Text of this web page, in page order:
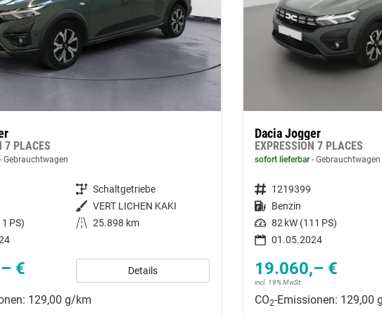
7 PLACES
Gebrauchtwagen
Getriebe Schaltgetriebe
Außenfarbe VERT LICHEN KAKI
PS) Kilometerstand 25.898 km
€ Details
129,00 g/km
Dacia Jogger
EXPRESSION 7 PLACES
sofort lieferbar Gebrauchtwagen
Fahrzeugnummer 1219399
Kraftstoff Benzin
Leistung 82 kW (111 PS)
01.05.2024
19.060,– €
incl. 19% MwSt.
CO2-Emissionen: 129,00